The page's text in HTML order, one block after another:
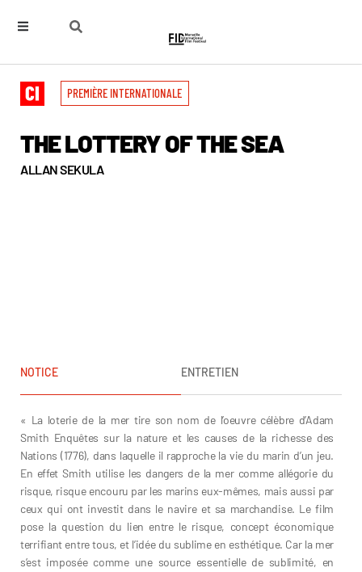
PREMIÈRE INTERNATIONALE
THE LOTTERY OF THE SEA
ALLAN SEKULA
NOTICE ENTRETIEN
« La loterie de la mer tire son nom de l’oeuvre célèbre d’Adam
Smith Enquêtes sur la nature et les causes de la richesse des
Nations (1776), dans laquelle il rapproche la vie du marin d’un jeu.
En effet Smith utilise les dangers de la mer comme allégorie du
risque, risque encouru par les marins eux-mêmes, mais aussi par
ceux qui ont investit dans le navire et sa marchandise. Le film
pose la question du lien entre le risque, concept économique
terrifiant entre tous, et l’idée du sublime en esthétique. Car la mer
s’est imposée comme une source essentielle de sublimité, en